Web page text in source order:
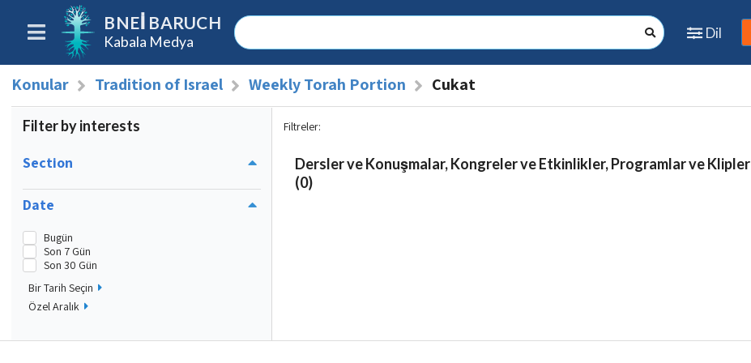
BNEI BARUCH
Kabala Medya
Dil
Konular Tradition of Israel Weekly Torah Portion Çukat
Filter by interests
Section
Date
Bugün
Son 7 Gün
Son 30 Gün
Bir Tarih Seçin
Özel Aralık
Filtreler:
Dersler ve Konuşmalar, Kongreler ve Etkinlikler, Programlar ve Klipler
(0)